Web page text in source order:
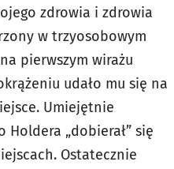
zdrowia i zdrowia
w trzyosobowym
pierwszym wirażu
udało mu się na
Umiejętnie
„dobierał” się
Ostatecznie